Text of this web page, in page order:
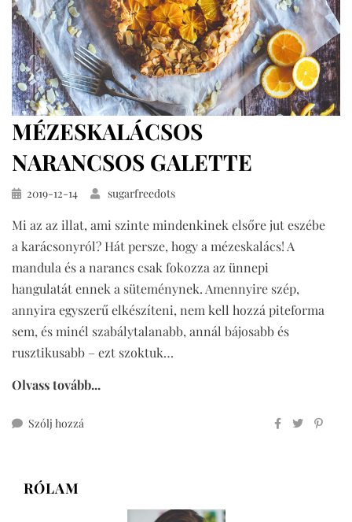
MÉZESKALÁCSOS
NARANCSOS GALETTE
Közzétéve
2019-12-14 sugarfreedots
Mi az az illat, ami szinte mindenkinek elsőre jut eszébe
a karácsonyról? Hát persze, hogy a mézeskalács! A
mandula és a narancs csak fokozza az ünnepi
hangulatát ennek a süteménynek. Amennyire szép,
annyira egyszerű elkészíteni, nem kell hozzá piteforma
sem, és minél szabálytalanabb, annál bájosabb és
rusztikusabb – ezt szoktuk…
Olvass tovább...
Szólj hozzá
RÓLAM